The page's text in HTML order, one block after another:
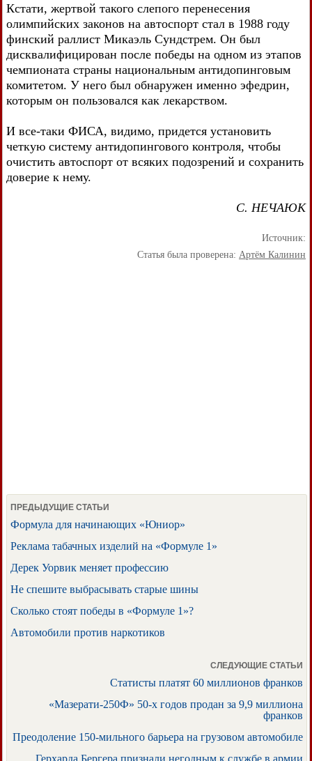
Кстати, жертвой такого слепого перенесения
олимпийских законов на автоспорт стал в 1988 году
финский раллист Микаэль Сундстрем. Он был
дисквалифицирован после победы на одном из этапов
чемпионата страны национальным антидопинговым
комитетом. У него был обнаружен именно эфедрин,
которым он пользовался как лекарством.
И все-таки ФИСА, видимо, придется установить
четкую систему антидопингового контроля, чтобы
очистить автоспорт от всяких подозрений и сохранить
доверие к нему.
С. НЕЧАЮК
Источник:
Статья была проверена: Артём Калинин
ПРЕДЫДУЩИЕ СТАТЬИ
Формула для начинающих «Юниор»
Реклама табачных изделий на «Формуле 1»
Дерек Уорвик меняет профессию
Не спешите выбрасывать старые шины
Сколько стоят победы в «Формуле 1»?
Автомобили против наркотиков
СЛЕДУЮЩИЕ СТАТЬИ
Статисты платят 60 миллионов франков
«Мазерати-250Ф» 50-х годов продан за 9,9 миллиона
франков
Преодоление 150-мильного барьера на грузовом автомобиле
Герхарда Бергера признали негодным к службе в армии